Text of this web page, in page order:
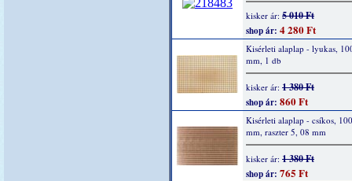
kisker ár: 5 010 Ft
shop ár: 4 280 Ft
Kisérleti alaplap - lyukas,
mm, 1 db
kisker ár: 1 380 Ft
shop ár: 860 Ft
Kisérleti alaplap - csíkos,
mm, raszter 5, 08 mm
kisker ár: 1 380 Ft
shop ár: 765 Ft